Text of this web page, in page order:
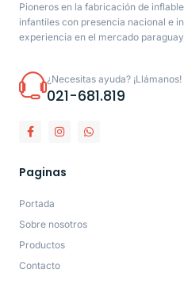
Pioneros en la fabricación de
infantiles con presencia nacional e
experiencia en el mercado
¿Necesitas ayuda? ¡Llámanos!
021-681.819
Paginas
Portada
Sobre nosotros
Productos
Contacto